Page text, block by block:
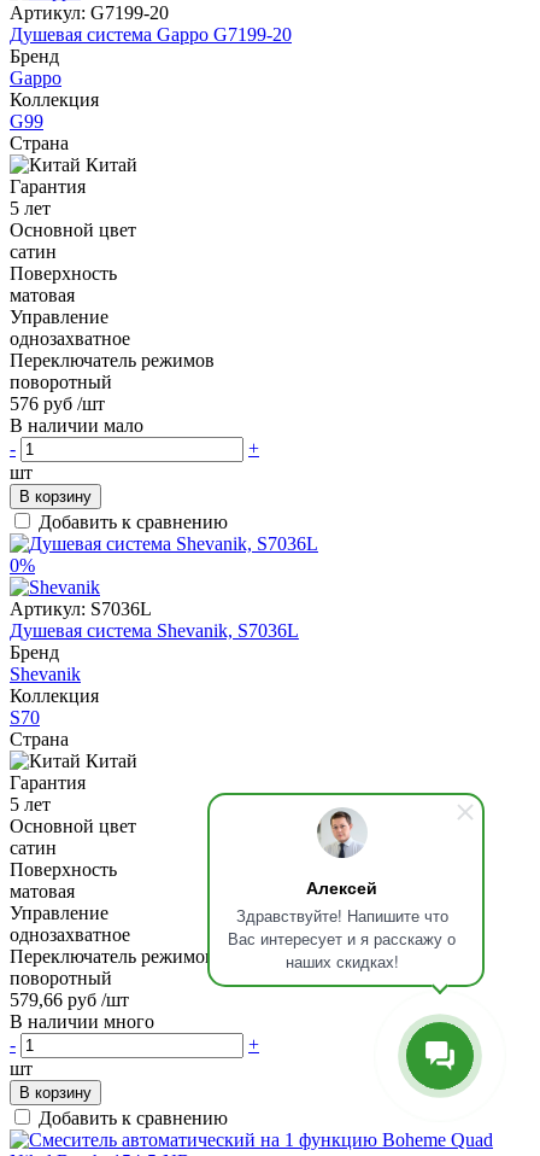
Алексей
Здравствуйте! Напишите что
Вас интересует и я расскажу о
наших скидках!
Артикул: G7199-20
Душевая система Gappo G7199-20
Бренд
Gappo
Коллекция
G99
Страна
Китай
Гарантия
5 лет
Основной цвет
сатин
Поверхность
матовая
Управление
однозахватное
Переключатель режимов
поворотный
576 руб /шт
В наличии мало
-
+
шт
В корзину
Добавить к сравнению
0%
Артикул: S7036L
Душевая система Shevanik, S7036L
Бренд
Shevanik
Коллекция
S70
Страна
Китай
Гарантия
5 лет
Основной цвет
сатин
Поверхность
матовая
Управление
однозахватное
Переключатель режимов
поворотный
579,66 руб /шт
В наличии много
-
+
шт
В корзину
Добавить к сравнению